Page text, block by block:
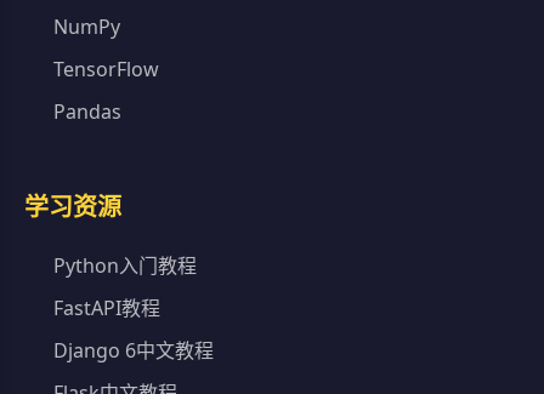
NumPy
TensorFlow
Pandas
学习资源
Python入门教程
FastAPI教程
Django 6中文教程